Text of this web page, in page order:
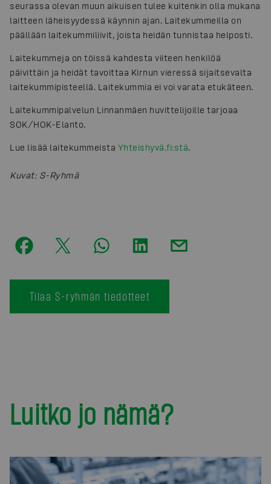
seurassa olevan muun aikuisen tulee kuitenkin olla mukana
laitteen läheisyydessä käynnin ajan. Laitekummeilla on
päällään laitekummiliivit, joista heidän tunnistaa helposti.
Laitekummeja on töissä kahdesta viiteen henkilöä
päivittäin ja heidät tavoittaa Kirnun vieressä sijaitsevalta
laitekummipisteellä. Laitekummia ei voi varata etukäteen.
Laitekummipalvelun Linnanmäen huvittelijoille tarjoaa
SOK/HOK-Elanto.
Lue lisää laitekummeista Yhteishyvä.fi:stä.
Kuvat: S-Ryhmä
Tilaa S-ryhmän tiedotteet
Luitko jo nämä?